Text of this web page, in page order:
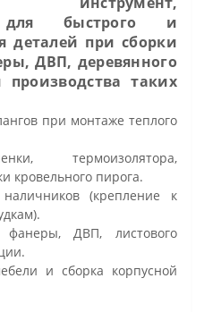
для быстрого и
деталей при сборки
ДВП, деревянного
таких
при монтаже теплого
термоизолятора,
кровельного пирога.
(крепление к
ДВП, листового
и сборка корпусной